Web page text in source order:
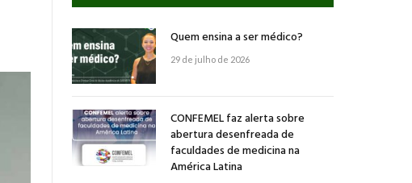
Quem ensina a ser médico?
29 de julho de 2026
CONFEMEL faz alerta sobre
abertura desenfreada de
faculdades de medicina na
América Latina